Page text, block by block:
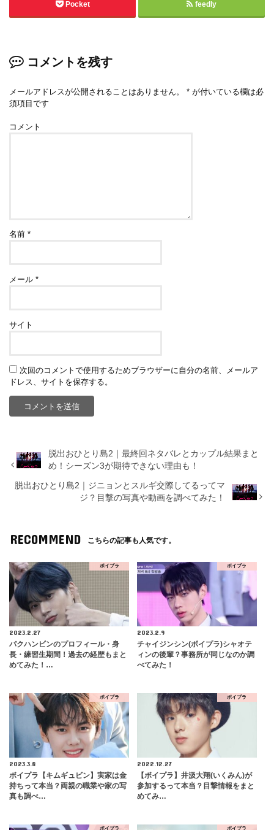
Pocket feedly
コメントを残す
メールアドレスが公開されることはありません。 * が付いている欄は必
須項目です
コメント
名前*
メール*
サイト
次回のコメントで使用するためブラウザーに自分の名前、メールア
ドレス、サイトを保存する。
脱出おひとり島2｜最終回ネタバレとカップル結果まと
め！シーズン3が期待できない理由も！
脱出おひとり島2｜ジニョンとスルギ交際してるってマ
ジ？目撃の写真や動画を調べてみた！
RECOMMEND こちらの記事も人気です。
ボイプラ
2023.2.27
パクハンビンのプロフィール・身
長・練習生期間！過去の経歴もまと
めてみた！…
ボイプラ
2023.2.9
チャイジンシン(ボイプラ)シャオテ
ィンの後輩？事務所が同じなのか調
べてみた！
ボイプラ
2023.3.8
ボイプラ【キムギュビン】実家は金
持ちって本当？両親の職業や家の写
真も調べ…
ボイプラ
2022.12.27
【ボイプラ】井汲大翔(いくみん)が
参加するって本当？目撃情報をまと
めてみ…
ボイプラ ボイプラ